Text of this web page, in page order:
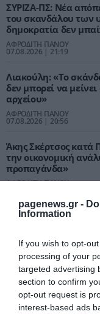
pagenews.gr -
Information
If you wish to opt-
processing of your
targeted advertising
section to confirm
opt-out request is
interest-based ads
ΣΥΡΙΖΑ-ΠΣ: Νέα
του σκανδάλου των
δημοκρατία δεν
ΑΦΡΟΔΙΤΗ ΠΑΝΟΥ
07.08.2026 | 21:19
Λιακούλη: «Το
δεν μπορεί να
αρχείου»
ΑΦΡΟΔΙΤΗ ΠΑΝΟΥ
07.08.2026 | 20:56
Άκης Σκέρτσος
την οικονομική
προπαγάνδα»
ΑΦΡΟΔΙΤΗ ΠΑΝΟΥ
PODCASTS
Μπαλατσούκας
πυροσβέστες όταν
στήριξη»